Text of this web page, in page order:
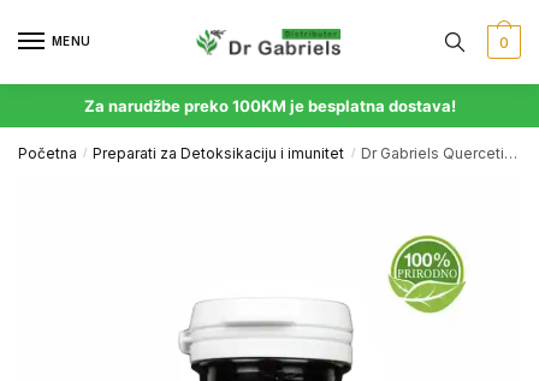
MENU 0
Za narudžbe preko 100KM je besplatna dostava!
Početna / Preparati za Detoksikaciju i imunitet / Dr Gabriels Quercetin kapsule